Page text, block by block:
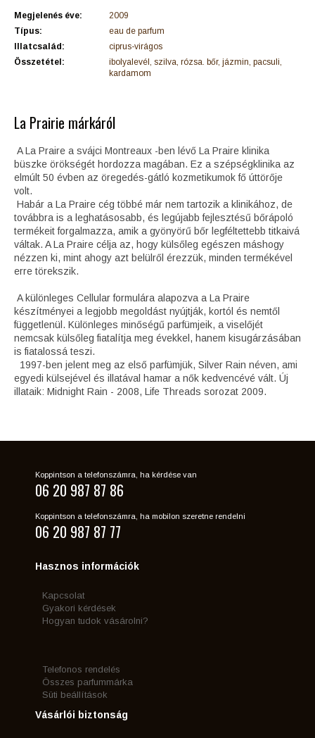
Megjelenés éve:
2009
Típus:
eau de parfum
Illatcsalád:
ciprus-virágos
Összetétel:
ibolyalevél, szilva, rózsa. bőr, jázmin, pacsuli,
kardamom
La Prairie márkáról
A La Praire a svájci Montreaux -ben lévő La Praire klinika
büszke örökségét hordozza magában. Ez a szépségklinika az
elmúlt 50 évben az öregedés-gátló kozmetikumok fő úttörője
volt.
Habár a La Praire cég többé már nem tartozik a klinikához, de
továbbra is a leghatásosabb, és legújabb fejlesztésű bőrápoló
termékeit forgalmazza, amik a gyönyörű bőr legféltettebb titkaivá
váltak. A La Praire célja az, hogy külsőleg egészen máshogy
nézzen ki, mint ahogy azt belülről érezzük, minden termékével
erre törekszik.
A különleges Cellular formulára alapozva a La Praire
készítményei a legjobb megoldást nyújtják, kortól és nemtől
függetlenül. Különleges minőségű parfümjeik, a viselőjét
nemcsak külsőleg fiatalítja meg évekkel, hanem kisugárzásában
is fiatalossá teszi.
1997-ben jelent meg az első parfümjük, Silver Rain néven, ami
egyedi külsejével és illatával hamar a nők kedvencévé vált. Új
illataik: Midnight Rain - 2008, Life Threads sorozat 2009.
Koppintson a telefonszámra, ha kérdése van
06 20 987 87 86
Koppintson a telefonszámra, ha mobilon szeretne rendelni
06 20 987 87 77
Hasznos információk
Kapcsolat
Gyakori kérdések
Hogyan tudok vásárolni?
Telefonos rendelés
Összes parfummárka
Süti beállítások
Vásárlói biztonság